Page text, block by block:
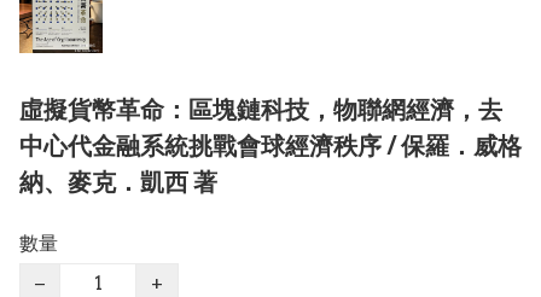
虛擬貨幣革命：區塊鏈科技，物聯網經濟，去
中心代金融系統挑戰會球經濟秩序 / 保羅．威格
納、麥克．凱西 著
數量
−
+